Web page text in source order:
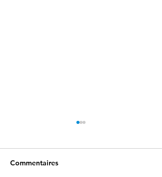
Commentaires